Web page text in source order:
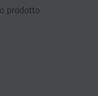
prodotto